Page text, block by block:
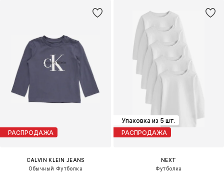
РАСПРОДАЖА
CALVIN KLEIN JEANS
Обычный Футболка
Упаковка из 5 шт.
РАСПРОДАЖА
NEXT
Футболка